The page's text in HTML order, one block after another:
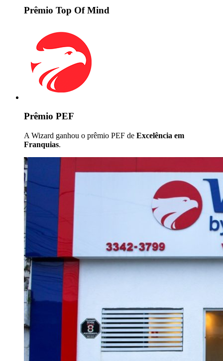
Prêmio Top Of Mind
Prêmio PEF
A Wizard ganhou o prêmio PEF de Excelência em
Franquias.